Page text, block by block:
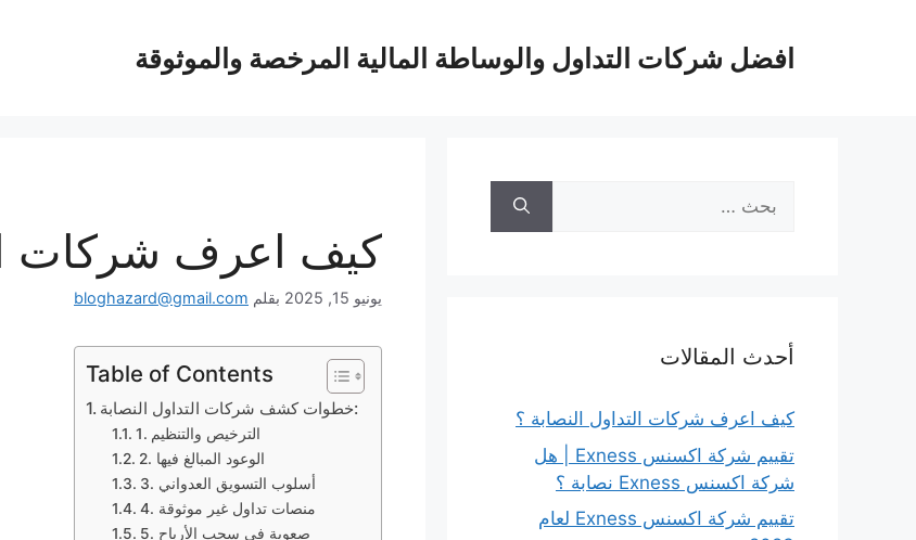
افضل شركات التداول والوساطة المالية المرخصة والموثوقة
كيف اعرف شركات
يونيو 15, 2025 بقلم bloghazard@gmail.com
Table of Contents
خطوات كشف شركات التداول النصابة:
1. الترخيص والتنظيم
2. الوعود المبالغ فيها
3. أسلوب التسويق العدواني
4. منصات تداول غير موثوقة
5. صعوبة في سحب الأرباح
عن:
أحدث المقالات
كيف اعرف شركات التداول النصابة ؟
تقييم شركة اكسنس Exness | هل
شركة اكسنس Exness نصابة ؟
تقييم شركة اكسنس Exness لعام